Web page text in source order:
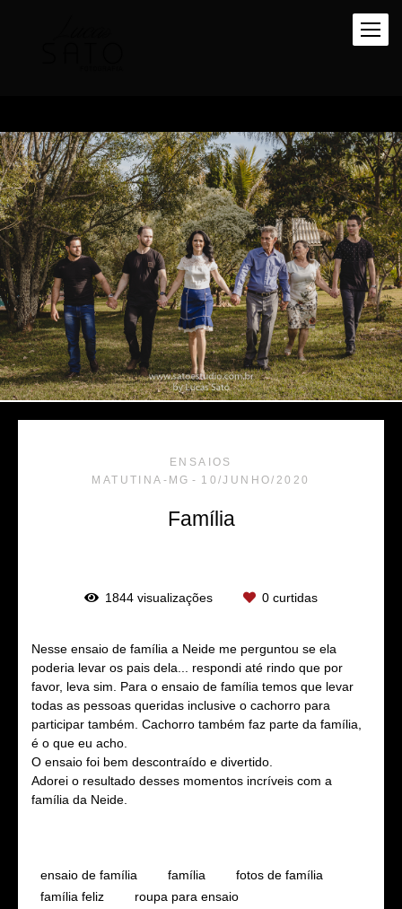
ENSAIOS
MATUTINA-MG
10/JUNHO/2020
Família
1844 visualizações 0 curtidas
Nesse ensaio de família a Neide me perguntou se ela
poderia levar os pais dela... respondi até rindo que por
favor, leva sim. Para o ensaio de família temos que levar
todas as pessoas queridas inclusive o cachorro para
participar também. Cachorro também faz parte da família,
é o que eu acho.
O ensaio foi bem descontraído e divertido.
Adorei o resultado desses momentos incríveis com a
família da Neide.
ensaio de família família
fotos de família
família feliz
roupa para ensaio